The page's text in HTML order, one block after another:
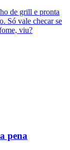
de grill e pronta
Só vale checar se
viu?
pena